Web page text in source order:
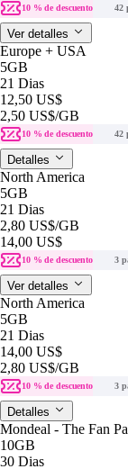
10 % de descuento 42
Ver detalles
Europe + USA
5GB
21 Dias
12,50 US$
2,50 US$/GB
10 % de descuento 42
Detalles
North America
5GB
21 Dias
2,80 US$/GB
14,00 US$
10 % de descuento 3
Ver detalles
North America
5GB
21 Dias
14,00 US$
2,80 US$/GB
10 % de descuento 3
Detalles
Mondeal - The Fan
10GB
30 Dias